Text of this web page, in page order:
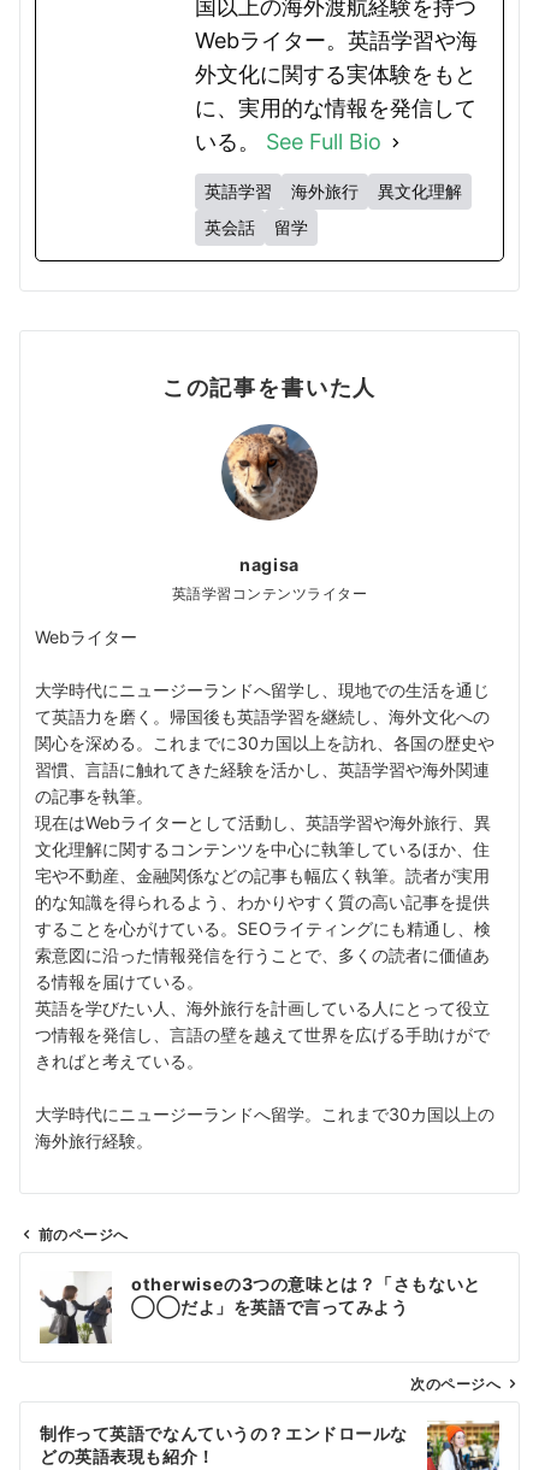
国以上の海外渡航経験を持つ
Webライター。英語学習や海
外文化に関する実体験をもと
に、実用的な情報を発信して
いる。 See Full Bio
英語学習 海外旅行
異文化理解
英会話
留学
この記事を書いた人
nagisa
英語学習コンテンツライター
Webライター
大学時代にニュージーランドへ留学し、現地での生活を通じ
て英語力を磨く。帰国後も英語学習を継続し、海外文化への
関心を深める。これまでに30カ国以上を訪れ、各国の歴史や
習慣、言語に触れてきた経験を活かし、英語学習や海外関連
の記事を執筆。
現在はWebライターとして活動し、英語学習や海外旅行、異
文化理解に関するコンテンツを中心に執筆しているほか、住
宅や不動産、金融関係などの記事も幅広く執筆。読者が実用
的な知識を得られるよう、わかりやすく質の高い記事を提供
することを心がけている。SEOライティングにも精通し、検
索意図に沿った情報発信を行うことで、多くの読者に価値あ
る情報を届けている。
英語を学びたい人、海外旅行を計画している人にとって役立
つ情報を発信し、言語の壁を越えて世界を広げる手助けがで
きればと考えている。
大学時代にニュージーランドへ留学。これまで30カ国以上の
海外旅行経験。
ビ
前のページへ
otherwiseの3つの意味とは？「さもないと
◯◯だよ」を英語で言ってみよう
次のページへ
制作って英語でなんていうの？エンドロールな
どの英語表現も紹介！